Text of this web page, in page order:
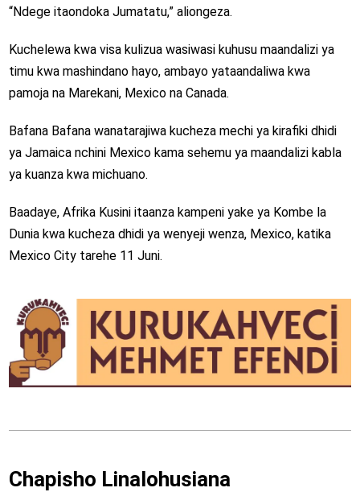
“Ndege itaondoka Jumatatu,” aliongeza.
Kuchelewa kwa visa kulizua wasiwasi kuhusu maandalizi ya
timu kwa mashindano hayo, ambayo yataandaliwa kwa
pamoja na Marekani, Mexico na Canada.
Bafana Bafana wanatarajiwa kucheza mechi ya kirafiki dhidi
ya Jamaica nchini Mexico kama sehemu ya maandalizi kabla
ya kuanza kwa michuano.
Baadaye, Afrika Kusini itaanza kampeni yake ya Kombe la
Dunia kwa kucheza dhidi ya wenyeji wenza, Mexico, katika
Mexico City tarehe 11 Juni.
Chapisho Linalohusiana